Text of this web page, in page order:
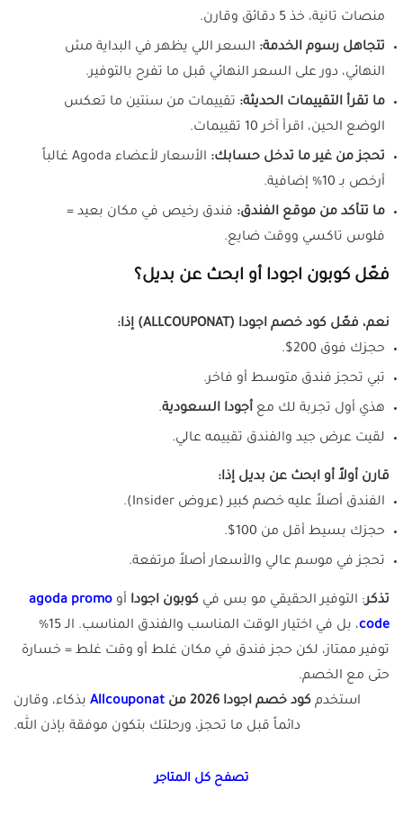
منصات تانية، خذ 5 دقائق وقارن.
تتجاهل رسوم الخدمة: السعر اللي يظهر في البداية مش
النهائي، دور على السعر النهائي قبل ما تفرح بالتوفير.
ما تقرأ التقييمات الحديثة: تقييمات من سنتين ما تعكس
الوضع الحين، اقرأ آخر 10 تقييمات.
تحجز من غير ما تدخل حسابك:
الأسعار لأعضاء Agoda غالباً
أرخص بـ 10% إضافية.
ما تتأكد من موقع الفندق: فندق رخيص في مكان بعيد =
فلوس تاكسي ووقت ضايع.
فعّل كوبون اجودا أو ابحث عن بديل؟
نعم، فعّل كود خصم اجودا (ALLCOUPONAT) إذا:
حجزك فوق 200$.
تبي تحجز فندق متوسط أو فاخر.
هذي أول تجربة لك مع أجودا السعودية.
لقيت عرض جيد والفندق تقييمه عالي.
قارن أولاً أو ابحث عن بديل إذا:
الفندق أصلاً عليه خصم كبير (عروض Insider).
حجزك بسيط أقل من 100$.
تحجز في موسم عالي والأسعار أصلاً مرتفعة.
تذكر: التوفير الحقيقي مو بس في كوبون اجودا أو agoda promo
code
، بل في اختيار الوقت المناسب والفندق المناسب. الـ 15%
توفير ممتاز، لكن حجز فندق في مكان غلط أو وقت غلط = خسارة
حتى مع الخصم.
استخدم كود خصم اجودا 2026 من Allcouponat بذكاء، وقارن
دائماً قبل ما تحجز، ورحلتك بتكون موفقة بإذن الله.
تصفح كل المتاجر